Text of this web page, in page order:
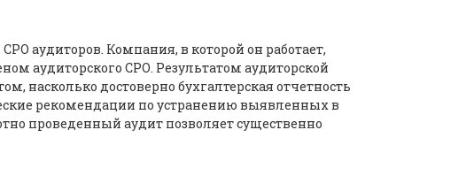
аудиторов. Компания, в которой он работает,
аудиторского СРО. Результатом аудиторской
насколько достоверно бухгалтерская отчетность
рекомендации по устранению выявленных в
проведенный аудит позволяет существенно